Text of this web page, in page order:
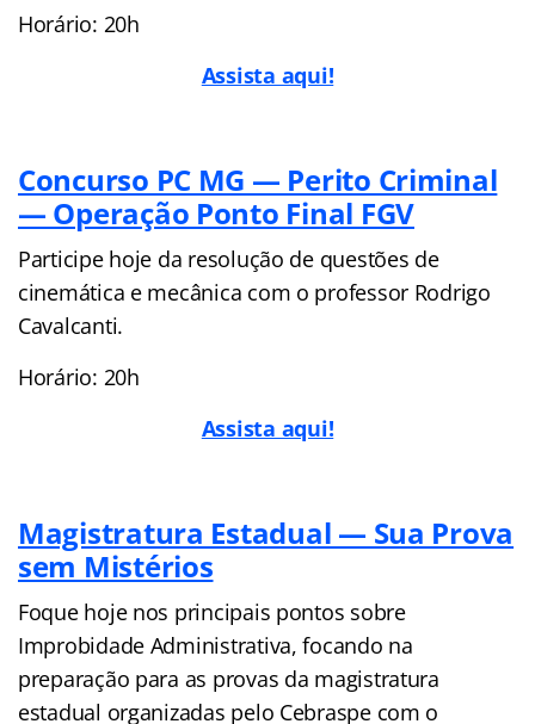
Horário: 20h
Assista aqui!
Concurso PC MG — Perito Criminal
— Operação Ponto Final FGV
Participe hoje da resolução de questões de
cinemática e mecânica com o professor Rodrigo
Cavalcanti.
Horário: 20h
Assista aqui!
Magistratura Estadual — Sua Prova
sem Mistérios
Foque hoje nos principais pontos sobre
Improbidade Administrativa, focando na
preparação para as provas da magistratura
estadual organizadas pelo Cebraspe com o